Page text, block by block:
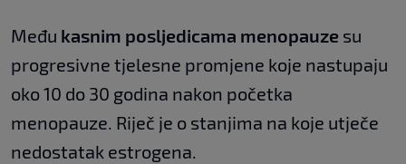
Među kasnim posljedicama menopauze su
progresivne tjelesne promjene koje nastupaju
oko 10 do 30 godina nakon početka
menopauze. Riječ je o stanjima na koje utječe
nedostatak estrogena.